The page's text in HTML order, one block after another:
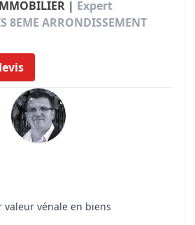
| Expert
ARRONDISSEMENT
vénale en biens